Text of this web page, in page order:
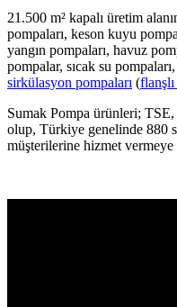
21.500 m² kapalı üretim
pompaları, keson kuyu
yangın pompaları, havuz
pompalar, sıcak su
sirkülasyon pompaları (
Sumak Pompa ürünleri;
olup, Türkiye genelinde 880
müşterilerine hizmet vermeye